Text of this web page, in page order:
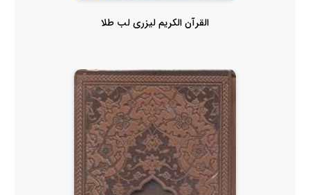
القرآن الکریم لیزری لب طلا